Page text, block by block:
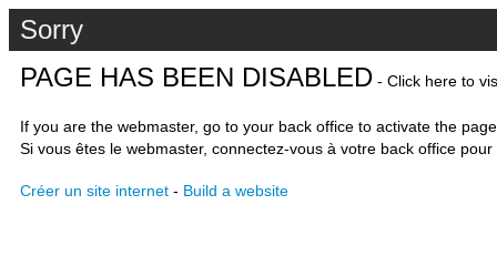
Sorry
PAGE HAS BEEN DISABLED - Click here to
If you are the webmaster, go to your back office to activate the
Si vous êtes le webmaster, connectez-vous à votre back office
Créer un site internet - Build a website